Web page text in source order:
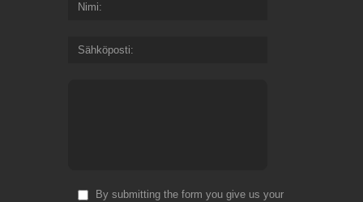
Nimi
Sähköposti
By submitting the form you give us your